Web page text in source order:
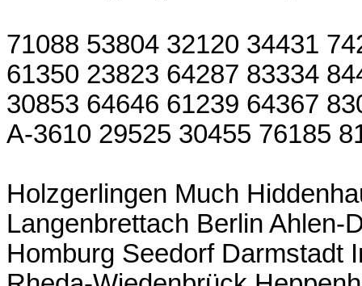
71088 53804 32120 34431
61350 23823 64287 83334
30853 64646 61239 64367
A-3610 29525 30455 76185
Holzgerlingen Much
Langenbrettach Berlin Ahlen-
Homburg Seedorf Darmstadt